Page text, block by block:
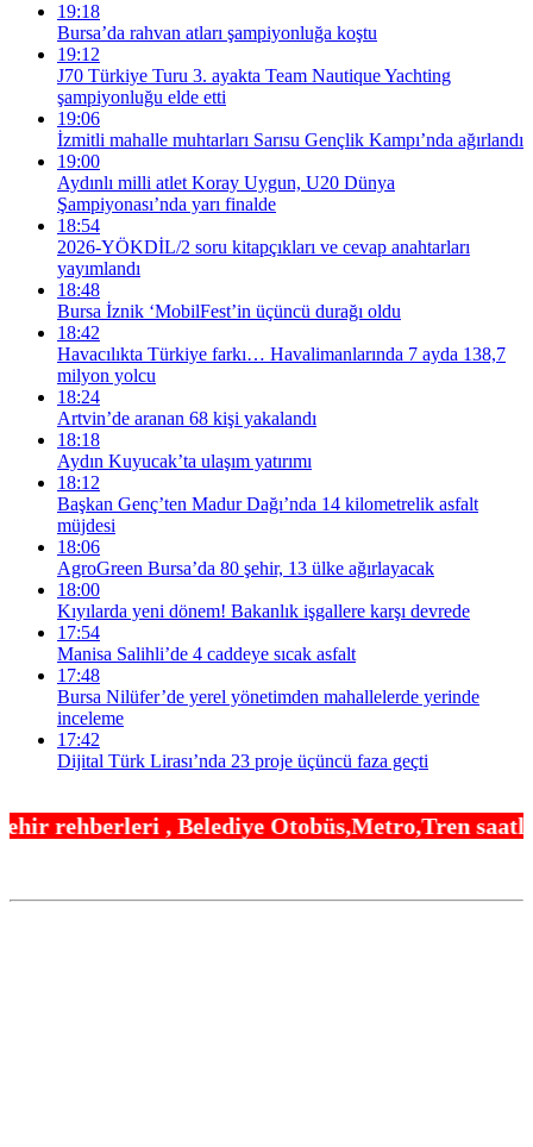
19:18
Bursa’da rahvan atları şampiyonluğa koştu
19:12
J70 Türkiye Turu 3. ayakta Team Nautique Yachting
şampiyonluğu elde etti
19:06
İzmitli mahalle muhtarları Sarısu Gençlik Kampı’nda ağırlandı
19:00
Aydınlı milli atlet Koray Uygun, U20 Dünya
Şampiyonası’nda yarı finalde
18:54
2026-YÖKDİL/2 soru kitapçıkları ve cevap anahtarları
yayımlandı
18:48
Bursa İznik ‘MobilFest’in üçüncü durağı oldu
18:42
Havacılıkta Türkiye farkı… Havalimanlarında 7 ayda 138,7
milyon yolcu
18:24
Artvin’de aranan 68 kişi yakalandı
18:18
Aydın Kuyucak’ta ulaşım yatırımı
18:12
Başkan Genç’ten Madur Dağı’nda 14 kilometrelik asfalt
müjdesi
18:06
AgroGreen Bursa’da 80 şehir, 13 ülke ağırlayacak
18:00
Kıyılarda yeni dönem! Bakanlık işgallere karşı devrede
17:54
Manisa Salihli’de 4 caddeye sıcak asfalt
17:48
Bursa Nilüfer’de yerel yönetimden mahallelerde yerinde
inceleme
17:42
Dijital Türk Lirası’nda 23 proje üçüncü faza geçti
, Belediye Otobüs,Metro,Tren saatleri